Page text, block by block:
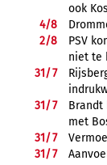
ook
4/8
2/8
PSV
niet te
31/7
31/7
Brandt
met
31/7
31/7